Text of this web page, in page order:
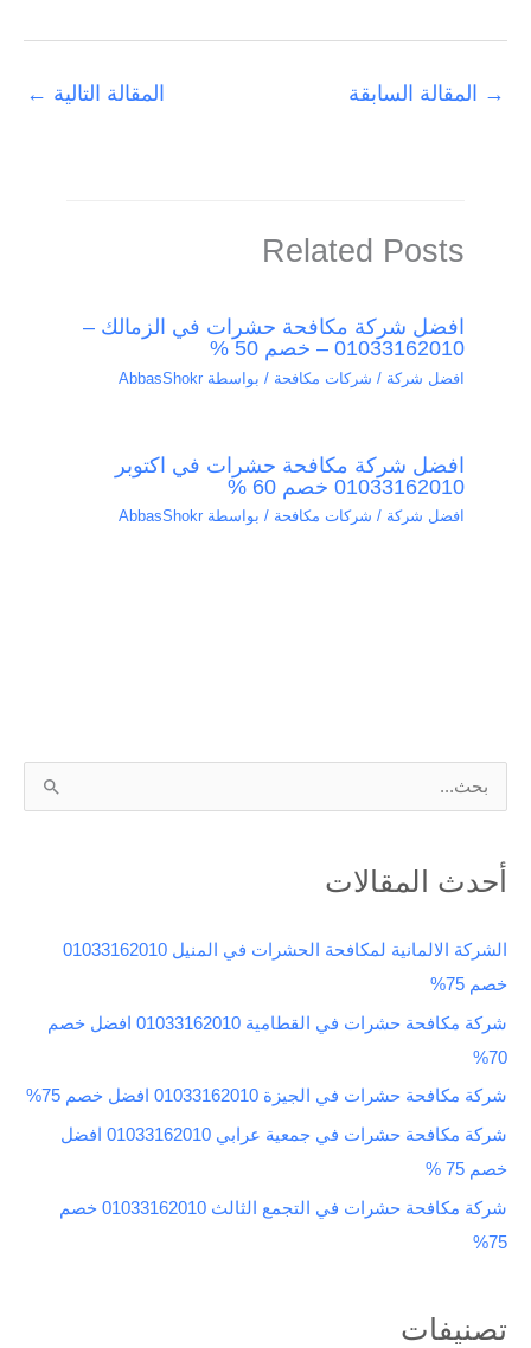
→ المقالة السابقة المقالة التالية ←
Related Posts
افضل شركة مكافحة حشرات في الزمالك –
01033162010 – خصم 50 %
افضل شركة / شركات مكافحة / بواسطة AbbasShokr
افضل شركة مكافحة حشرات في اكتوبر
01033162010 خصم 60 %
افضل شركة / شركات مكافحة / بواسطة AbbasShokr
ب
ح
:
أحدث المقالات
الشركة الالمانية لمكافحة الحشرات في المنيل 01033162010
خصم 75%
شركة مكافحة حشرات في القطامية 01033162010 افضل خصم
70%
شركة مكافحة حشرات في الجيزة 01033162010 افضل خصم 75%
شركة مكافحة حشرات في جمعية عرابي 01033162010 افضل
خصم 75 %
شركة مكافحة حشرات في التجمع الثالث 01033162010 خصم
75%
تصنيفات